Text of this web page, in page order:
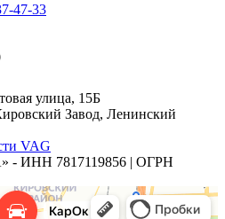
47-33
улица, 15Б
Завод, Ленинский
VAG
- ИНН 7817119856 | ОГРН